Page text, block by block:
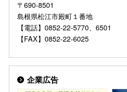
〒690-8501
島根県松江市殿町１番地
【電話】0852-22-5770、6501
【FAX】0852-22-6025
企業広告